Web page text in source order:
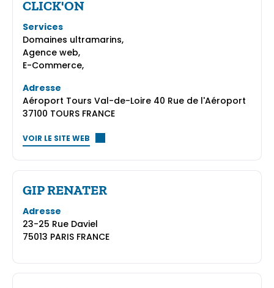
CLICK'ON
Services
Domaines ultramarins,
Agence web,
E-Commerce,
Adresse
Aéroport Tours Val-de-Loire 40 Rue de l'Aéroport
37100 TOURS FRANCE
VOIR LE SITE WEB
GIP RENATER
Adresse
23-25 Rue Daviel
75013 PARIS FRANCE